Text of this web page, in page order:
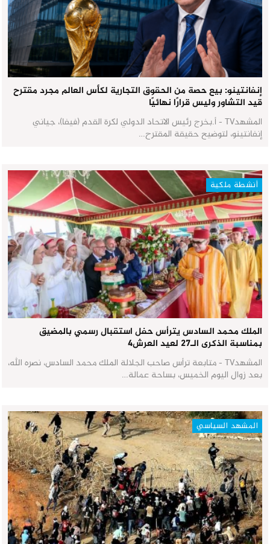
إنفانتينو: بيع حصة من الحقوق التجارية لكأس العالم مجرد مقترح
قيد التشاور وليس قرارًا نهائيًا
المشهدTV - أ.بخرج رئيس الاتحاد الدولي لكرة القدم (فيفا)، جياني
إنفانتينو، لتوضيح حقيقة المقترح…
أنشطة ملكية
الملك محمد السادس يترأس حفل استقبال رسمي بالمضيق
بمناسبة الذكرى الـ27 لعيد العرش٤
المشهدTV - متابعة ترأس صاحب الجلالة الملك محمد السادس، نصره الله،
بعد زوال اليوم الخميس، بساحة عمالة…
المشهد السياسي